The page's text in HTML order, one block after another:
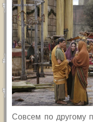
Совсем по другому